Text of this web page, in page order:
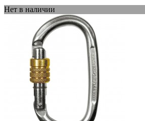
Нет в наличии